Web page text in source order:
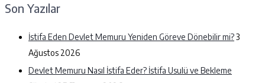
Son Yazılar
İstifa Eden Devlet Memuru Yeniden Göreve Dönebilir mi?3
Ağustos 2026
Devlet Memuru Nasıl İstifa Eder? İstifa Usulü ve Bekleme